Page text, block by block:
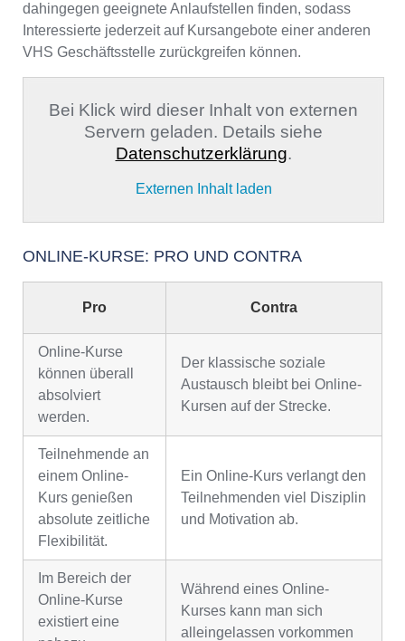
dahingegen geeignete Anlaufstellen finden, sodass
Interessierte jederzeit auf Kursangebote einer anderen
VHS Geschäftsstelle zurückgreifen können.
Bei Klick wird dieser Inhalt von externen
Servern geladen. Details siehe
Datenschutzerklärung.
Externen Inhalt laden
ONLINE-KURSE: PRO UND CONTRA
Pro Contra
Online-Kurse
können überall
absolviert
werden.
Der klassische soziale
Austausch bleibt bei Online-
Kursen auf der Strecke.
Teilnehmende an
einem Online-
Kurs genießen
absolute zeitliche
Flexibilität.
Ein Online-Kurs verlangt den
Teilnehmenden viel Disziplin
und Motivation ab.
Im Bereich der
Online-Kurse
existiert eine
Während eines Online-
Kurses kann man sich
alleingelassen vorkommen